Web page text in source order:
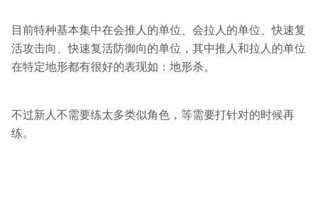
目前特种基本集中在会推人的单位、会拉人的单位、快速复
活攻击向、快速复活防御向的单位，其中推人和拉人的单位
在特定地形都有很好的表现如：地形杀。
不过新人不需要练太多类似角色，等需要打针对的时候再
练。